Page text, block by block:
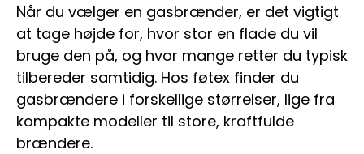
Når du vælger en gasbrænder, er det vigtigt
at tage højde for, hvor stor en flade du vil
bruge den på, og hvor mange retter du typisk
tilbereder samtidig. Hos føtex finder du
gasbrændere i forskellige størrelser, lige fra
kompakte modeller til store, kraftfulde
brændere.